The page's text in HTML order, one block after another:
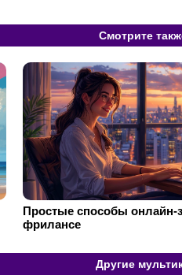
Смотрите
Простые способы онлайн-
фрилансе
Другие